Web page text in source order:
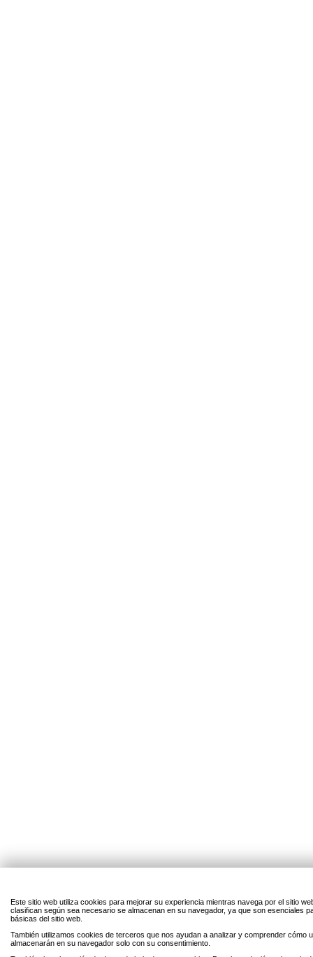
Este sitio web utiliza cookies para mejorar su experiencia mientras navega por el sitio
clasifican según sea necesario se almacenan en su navegador, ya que son esenciales
básicas del sitio web.
También utilizamos cookies de terceros que nos ayudan a analizar y comprender cómo
almacenarán en su navegador solo con su consentimiento.